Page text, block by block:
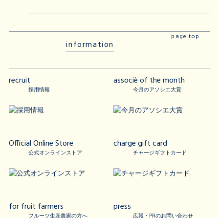
page top
information
recruit
採用情報
associè of the month
今月のアソシエ大賞
Official Online Store
公式オンラインストア
charge gift card
チャージギフトカード
for fruit farmers press